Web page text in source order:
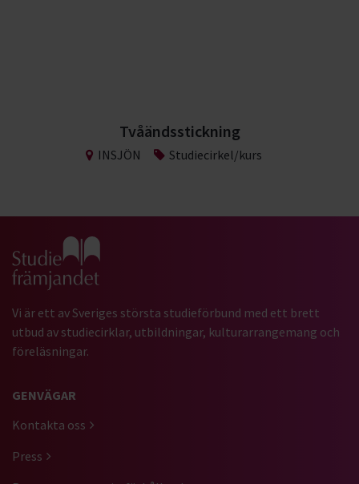
Tvåändsstickning
INSJÖN Studiecirkel/kurs
Gå till studiefrämjandets startsida
Vi är ett av Sveriges största studieförbund med ett brett
utbud av studiecirklar, utbildningar, kulturarrangemang och
föreläsningar.
GENVÄGAR
Kontakta oss
Press